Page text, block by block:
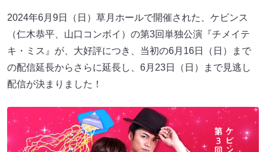
2024年6月9日（日）草月ホールで開催された、ケビンス
（仁木恭平、山口コンボイ）の第3回単独公演『チメイテ
キ・ミス』が、大好評につき、当初の6月16日（日）まで
の配信延長からさらに延長し、6月23日（日）まで見逃し
配信が決まりました！